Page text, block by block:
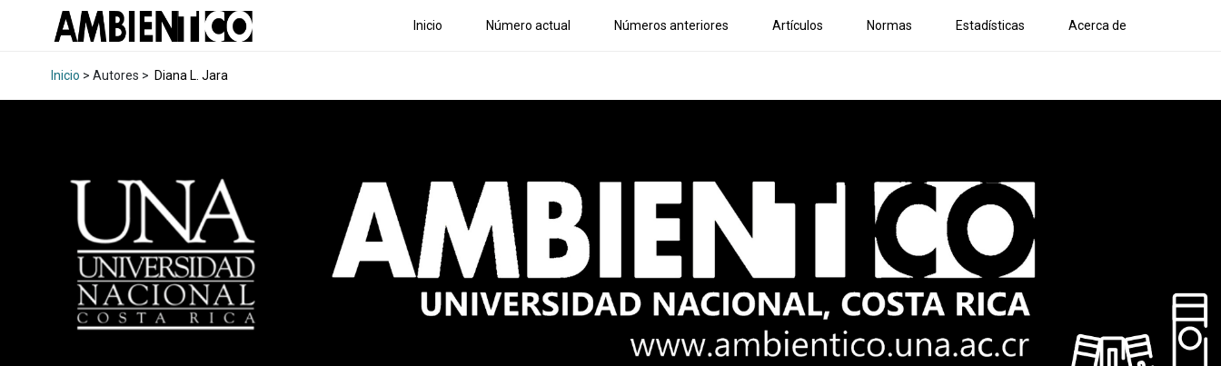
Inicio Número actual Números anteriores Artículos Normas Estadísticas Acerca de
Inicio > Autores > Diana L. Jara